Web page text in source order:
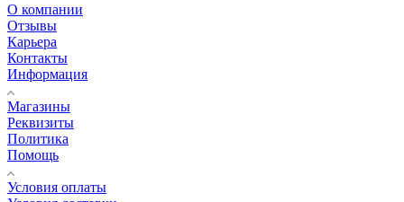
О компании
Отзывы
Карьера
Контакты
Информация
Магазины
Реквизиты
Политика
Помощь
Условия оплаты